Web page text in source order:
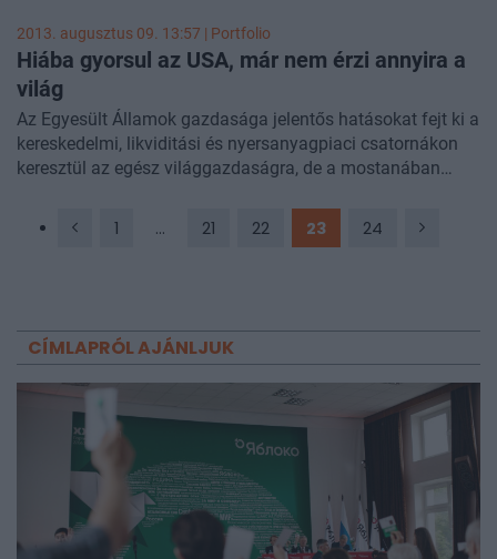
alatt az anyabank fogja végezni - írja a Bloomberg.
2013. augusztus 09. 13:57 | Portfolio
Hiába gyorsul az USA, már nem érzi annyira a
világ
Az Egyesült Államok gazdasága jelentős hatásokat fejt ki a
kereskedelmi, likviditási és nyersanyagpiaci csatornákon
keresztül az egész világgazdaságra, de a mostanában
megérezni a világ többi része, mint amennyire eddig
1 ... 21 22 23 24
CÍMLAPRÓL AJÁNLJUK